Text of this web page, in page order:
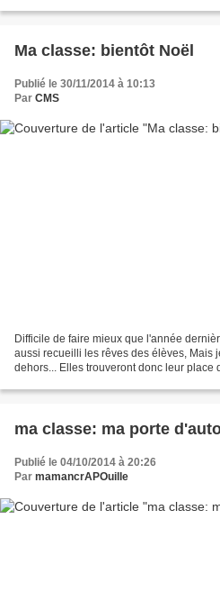
Ma classe: bientôt Noël
Publié le 30/11/2014 à 10:13
Par CMS
Difficile de faire mieux que l'année
aussi recueilli les rêves des élèves, Mais
dehors... Elles trouveront donc leur place
ma classe: ma porte
Publié le 04/10/2014 à 20:26
Par mamancrAPOuille